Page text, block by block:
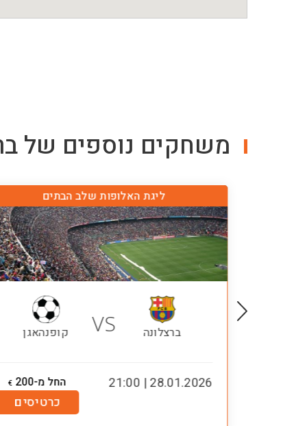
משחקים נוספים של
ליגת האלופות שלב הבתים
ברצלונה VS קופנהאגן
28.01.2026 | 21:00 החל מ-200 €
כרטיסים